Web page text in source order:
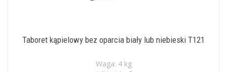
Taboret kąpielowy bez oparcia biały lub niebieski T121
Waga: 4 kg